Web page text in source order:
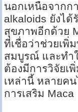
นอกเหนือจากก
alkaloids ยังไ
สุขภาพอีกด้วย
ที่เชื่อว่าช่วยเพิ่
สมบูรณ์ และทำ
ต้องมีการวิจัยเ
เหล่านี้ หลายคน
การเสริม Maca